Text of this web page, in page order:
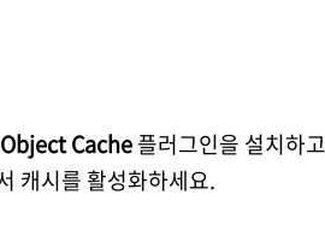
Cache플러그인을 설치하
캐시를 활성화하세요.